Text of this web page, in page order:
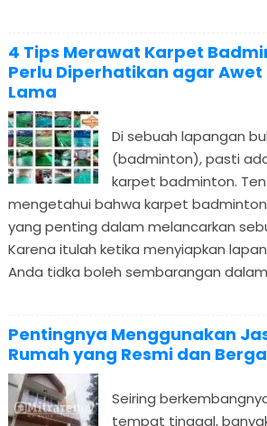
4 Tips Merawat Karpet
Perlu Diperhatikan agar
Lama
Di sebuah lapangan
(badminton), pasti
karpet badminton.
mengetahui bahwa karpet
yang penting dalam melancarkan
Karena itulah ketika menyiapkan
Anda tidka boleh sembarangan
Pentingnya Menggunakan
Rumah yang Resmi dan
Seiring
tempat tinggal,